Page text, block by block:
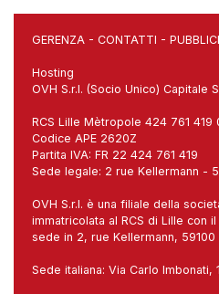
GERENZA - CONTATTI -
Hosting
OVH S.r.l. (Socio Unico) Capitale
RCS Lille Mètropole 424 761 419
Codice APE 2620Z
Partita IVA: FR 22 424 761 419
Sede legale: 2 rue Kellermann -
OVH S.r.l. è una filiale della
immatricolata al RCS di Lille con
sede in 2, rue Kellermann, 59100
Sede italiana: Via Carlo Imbonati,